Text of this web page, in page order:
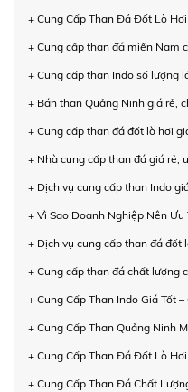
+ Cung Cấp Than Đá Đốt Lò
+ Cung cấp than đá miền Nam
+ Cung cấp than Indo số lượng
+ Bán than Quảng Ninh giá rẻ,
+ Cung cấp than đá đốt lò hơi
+ Nhà cung cấp than đá giá rẻ,
+ Dịch vụ cung cấp than Indo
+ Vì Sao Doanh Nghiệp Nên
+ Dịch vụ cung cấp than đá đốt
+ Cung cấp than đá chất lượng
+ Cung Cấp Than Indo Giá Tốt
+ Cung Cấp Than Quảng Ninh
+ Cung Cấp Than Đá Đốt Lò
+ Cung Cấp Than Đá Chất